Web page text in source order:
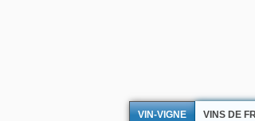
VIN-VIGNE VINS DE